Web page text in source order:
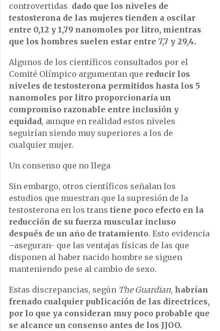
controvertidas dado que los niveles de
testosterona de las mujeres tienden a oscilar
entre 0,12 y 1,79 nanomoles por litro, mientras
que los hombres suelen estar entre 7,7 y 29,4.
Algunos de los científicos consultados por el
Comité Olímpico argumentan que reducir los
niveles de testosterona permitidos hasta los 5
nanomoles por litro proporcionaría un
compromiso razonable entre inclusión y
equidad, aunque en realidad estos niveles
seguirían siendo muy superiores a los de
cualquier mujer.
Un consenso que no llega
Sin embargo, otros científicos señalan los
estudios que muestran que la supresión de la
testosterona en los trans tiene poco efecto en la
reducción de su fuerza muscular incluso
después de un año de tratamiento. Esto evidencia
–aseguran- que las ventajas físicas de las que
disponen al haber nacido hombre se siguen
manteniendo pese al cambio de sexo.
Estas discrepancias, según The Guardian, habrían
frenado cualquier publicación de las directrices,
por lo que ya consideran muy poco probable que
se alcance un consenso antes de los JJOO.